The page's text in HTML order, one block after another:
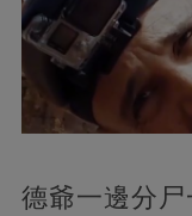
德爺一邊分尸